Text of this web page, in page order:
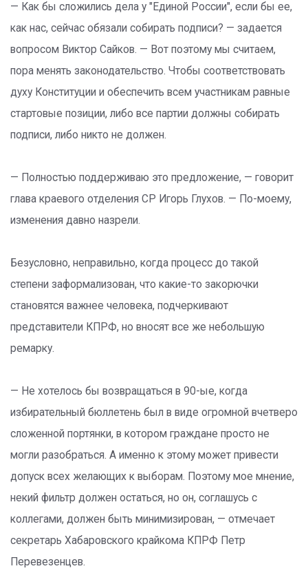
— Как бы сложились дела у "Единой России", если бы ее,
как нас, сейчас обязали собирать подписи? — задается
вопросом Виктор Сайков. — Вот поэтому мы считаем,
пора менять законодательство. Чтобы соответствовать
духу Конституции и обеспечить всем участникам равные
стартовые позиции, либо все партии должны собирать
подписи, либо никто не должен.
— Полностью поддерживаю это предложение, — говорит
глава краевого отделения СР Игорь Глухов. — По-моему,
изменения давно назрели.
Безусловно, неправильно, когда процесс до такой
степени заформализован, что какие-то закорючки
становятся важнее человека, подчеркивают
представители КПРФ, но вносят все же небольшую
ремарку.
— Не хотелось бы возвращаться в 90-ые, когда
избирательный бюллетень был в виде огромной вчетверо
сложенной портянки, в котором граждане просто не
могли разобраться. А именно к этому может привести
допуск всех желающих к выборам. Поэтому мое мнение,
некий фильтр должен остаться, но он, соглашусь с
коллегами, должен быть минимизирован, — отмечает
секретарь Хабаровского крайкома КПРФ Петр
Перевезенцев.